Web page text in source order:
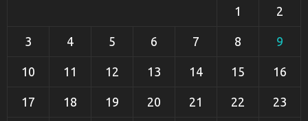
1 2
3 4 5 6 7 8 9
10 11 12 13 14 15 16
17 18 19 20 21 22 23